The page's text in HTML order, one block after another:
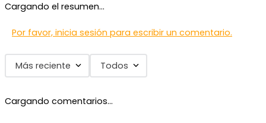
Cargando el resumen…
Por favor, inicia sesión para escribir un comentario.
Más reciente Todos
Cargando comentarios…